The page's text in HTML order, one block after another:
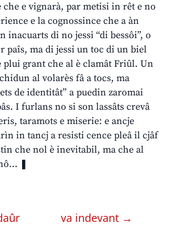
e vignarà, par metisi in rêt e no
e la cognossince che a àn
inacuarts di no jessi “di bessôi”, o
paîs, ma di jessi un toc di un biel
plui grant che al è clamât Friûl. Un
al volarès fâ a tocs, ma
de identitât” a puedin zaromai
I furlans no si son lassâts crevâ
taramots e miserie: e ancje
in tancj a resisti cence pleâ il cjâf
che nol è inevitabil, ma che al
❚
va indevant →